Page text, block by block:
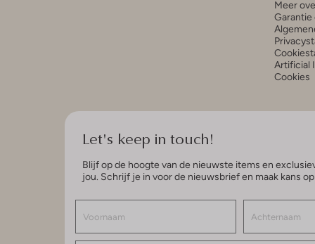
Meer
Garantie
Artificial
Cookies
Let's keep in touch!
Blijf op de hoogte van de nieuwste items en
jou. Schrijf je in voor de nieuwsbrief en maak kans